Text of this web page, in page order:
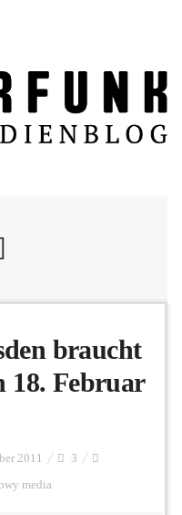
braucht
18. Februar
2011 3
media